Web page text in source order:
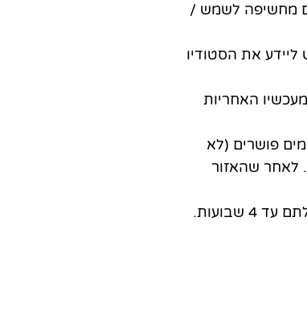
מחשיפה לשמש /
ליידע את הסטודיו
האחריות
פושרים (לא
לאחר שהאזור